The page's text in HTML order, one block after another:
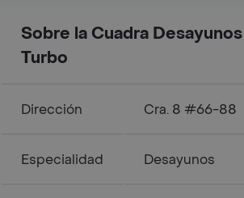
Sobre la Cuadra
Turbo
Dirección Cra. 8 #66-88
Especialidad Desayunos